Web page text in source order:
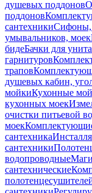
душевых поддонов
поддонов
сантехникиСифоны,
умывальников, моек
бидеБачки для
гарнитуров
трапов
душевых кабин,
мойкиКухонные
кухонных моек
очистки питьевой
моек
сантехника
сантехники
водопроводные
сантехнические